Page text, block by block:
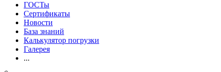
ГОСТы
Сертификаты
Новости
База знаний
Калькулятор погрузки
Галерея
...